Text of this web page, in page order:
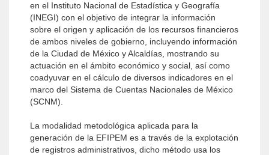
en el Instituto Nacional de Estadística y Geografía
(INEGI) con el objetivo de integrar la información
sobre el origen y aplicación de los recursos financieros
de ambos niveles de gobierno, incluyendo información
de la Ciudad de México y Alcaldías, mostrando su
actuación en el ámbito económico y social, así como
coadyuvar en el cálculo de diversos indicadores en el
marco del Sistema de Cuentas Nacionales de México
(SCNM).
La modalidad metodológica aplicada para la
generación de la EFIPEM es a través de la explotación
de registros administrativos, dicho método usa los